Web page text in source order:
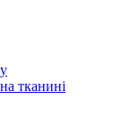
тканині